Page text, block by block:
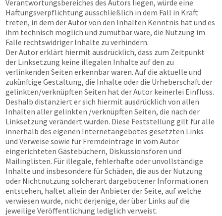
Verantwortungsbereiches des Autors liegen, würde eine
Haftungsverpflichtung ausschließlich in dem Fall in Kraft
treten, in dem der Autor von den Inhalten Kenntnis hat und es
ihm technisch möglich und zumutbar wäre, die Nutzung im
Falle rechtswidriger Inhalte zu verhindern.
Der Autor erklärt hiermit ausdrücklich, dass zum Zeitpunkt
der Linksetzung keine illegalen Inhalte auf den zu
verlinkenden Seiten erkennbar waren. Auf die aktuelle und
zukünftige Gestaltung, die Inhalte oder die Urheberschaft der
gelinkten/verknüpften Seiten hat der Autor keinerlei Einfluss.
Deshalb distanziert er sich hiermit ausdrücklich von allen
Inhalten aller gelinkten /verknüpften Seiten, die nach der
Linksetzung verändert wurden. Diese Feststellung gilt für alle
innerhalb des eigenen Internetangebotes gesetzten Links
und Verweise sowie für Fremdeinträge in vom Autor
eingerichteten Gästebüchern, Diskussionsforen und
Mailinglisten. Für illegale, fehlerhafte oder unvollständige
Inhalte und insbesondere für Schäden, die aus der Nutzung
oder Nichtnutzung solcherart dargebotener Informationen
entstehen, haftet allein der Anbieter der Seite, auf welche
verwiesen wurde, nicht derjenige, der über Links auf die
jeweilige Veröffentlichung lediglich verweist.